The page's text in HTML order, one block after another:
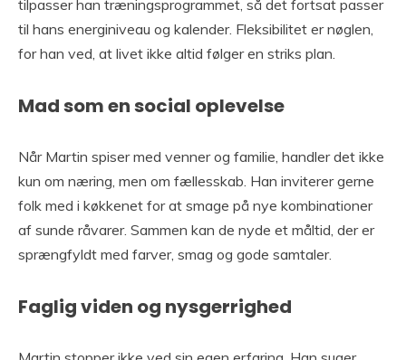
tilpasser han træningsprogrammet, så det fortsat passer
til hans energiniveau og kalender. Fleksibilitet er nøglen,
for han ved, at livet ikke altid følger en striks plan.
Mad som en social oplevelse
Når Martin spiser med venner og familie, handler det ikke
kun om næring, men om fællesskab. Han inviterer gerne
folk med i køkkenet for at smage på nye kombinationer
af sunde råvarer. Sammen kan de nyde et måltid, der er
sprængfyldt med farver, smag og gode samtaler.
Faglig viden og nysgerrighed